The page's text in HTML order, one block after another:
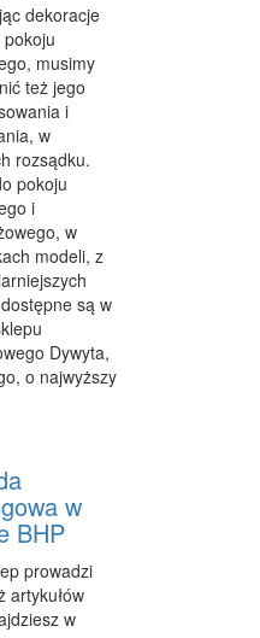
dekoracje
musimy
też jego
i
w
rozsądku.
pokoju
i
w
modeli, z
są w
Dywyta,
o najwyższy
w
BHP
prowadzi
artykułów
w